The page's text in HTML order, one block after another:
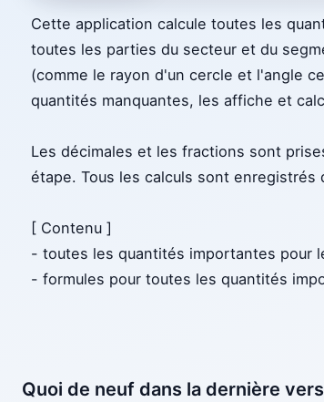
Cette application calcule toutes les
toutes les parties du secteur et du
(comme le rayon d'un cercle et l'angle
quantités manquantes, les affiche et
Les décimales et les fractions sont
étape. Tous les calculs sont
[ Contenu ]
- toutes les quantités importantes pour
- formules pour toutes les quantités
Quoi de neuf dans la dernière